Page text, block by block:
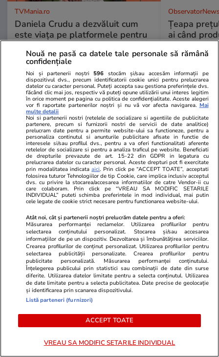
TVMania.ro
Daniela Crudu a dezvăluit cum
este viața pe platformele pentru
Țeapa
ai când
PARTENERI
GSP.ro
Incident neașteptat în direct »
Prezentatoarea TV a arătat mai
mult decât și-ar fi dorit: „Știe ce
face, e cu intenție”
GSP.ro
Fostul
de fraudă
Profit de
Nouă ne pasă ca datele tale personale să rămână
confidențiale
Noi și partenerii noștri 596 stocăm și/sau accesăm informații pe
dispozitivul dvs., precum identificatorii cookie unici pentru prelucrarea
datelor cu caracter personal. Puteți accepta sau gestiona preferințele dvs.
făcând clic mai jos, respectiv vă puteți opune utilizării unui interes legitim
în orice moment pe pagina cu politica de confidențialitate. Aceste alegeri
vor fi raportate partenerilor noștri și nu vă vor afecta navigarea. Mai
multe detalii
Noi si partenerii nostri (retelele de socializare si agentiile de publicitate
partenere, precum si furnizorii nostri de servicii de date analitice)
prelucram date pentru a permite website-ului sa functioneze, pentru a
personaliza continutul si anunturile publicitare afisate in functie de
interesele si/sau profilul dvs., pentru a va oferi functionalitati aferente
retelelor de socializare si pentru a analiza traficul pe website. Beneficiati
de drepturile prevazute de art. 15-22 din GDPR in legatura cu
prelucrarea datelor cu caracter personal. Aceste drepturi pot fi exercitate
prin modalitatea indicataaici. Prin click pe “ACCEPT TOATE”, acceptati
folosirea tuturor Tehnologiilor de tip Cookie, care implica inclusiv acceptul
dvs. cu privire la stocarea/accesarea informatiilor de catre Vendor-ii cu
care colaboram. Prin click pe “VREAU SA MODIFIC SETARILE
INDIVIDUAL” puteti schimba preferintele in mod individual, mai putin
cele legate de cookie strict necesare pentru functionarea website-ului.
Atât noi, cât și partenerii noștri prelucrăm datele pentru a oferi:
Măsurarea performanței reclamelor. Utilizarea profilurilor pentru
selectarea conținutului personalizat. Stocarea și/sau accesarea
informațiilor de pe un dispozitiv. Dezvoltarea și îmbunătățirea serviciilor.
Crearea profilurilor de conținut personalizat. Utilizarea profilurilor pentru
selectarea publicității personalizate. Crearea profilurilor pentru
publicitate personalizată. Măsurarea performanței conținutului.
Înțelegerea publicului prin statistici sau combinații de date din surse
diferite. Utilizarea datelor limitate pentru a selecta conținutul. Utilizarea
de date limitate pentru a selecta publicitatea. Date precise de geolocație
și identificarea prin scanarea dispozitivului.
Listă parteneri (furnizori)
ACCEPT TOATE
VREAU SA MODIFIC SETARILE INDIVIDUAL